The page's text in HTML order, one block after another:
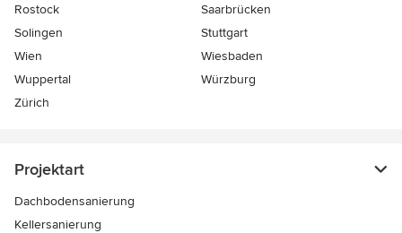
Rostock
Saarbrücken
Solingen
Stuttgart
Wien
Wiesbaden
Wuppertal
Würzburg
Zürich
Projektart
Dachbodensanierung
Kellersanierung